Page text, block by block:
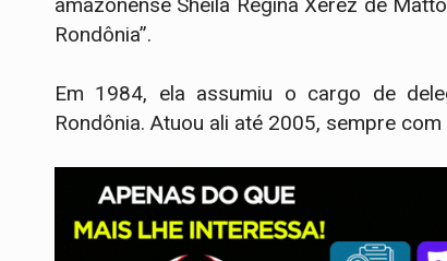
amazonense Sheila Regina Xerez de
Rondônia”.
Em 1984, ela assumiu o cargo de
Rondônia. Atuou ali até 2005, sempre